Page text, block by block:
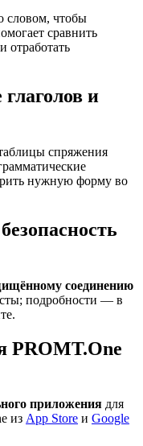
словом, чтобы
сравнить
отработать
и
спряжения
нужную форму во
соединению
подробности — в
PROMT.One
приложения для
из App Store и Google